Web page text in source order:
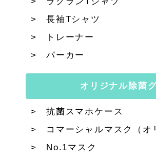
長袖Tシャツ
トレーナー
パーカー
オリジナル除菌
抗菌スマホケース
コマーシャルマスク（オ
No.1マスク